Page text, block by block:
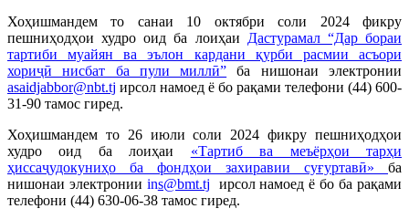
Хоҳишмандем то санаи 10 октябри соли 2024 фикру
пешниҳодҳои худро оид ба лоиҳаи Дастурамал “Дар бораи
тартиби муайян ва эълон кардани қурби расмии асъори
хориҷӣ нисбат ба пули миллӣ” ба нишонаи электронии
asaidjabbor@nbt.tj ирсол намоед ё бо рақами телефони (44) 600-
31-90 тамос гиред.
Хоҳишмандем то 26 июли соли 2024 фикру пешниҳодҳои
худро оид ба лоиҳаи «Тартиб ва меъёрҳои тарҳи
ҳиссаҷудокуниҳо ба фондҳои захиравии суғуртавӣ»
ба
нишонаи электронии ins@bmt.tj ирсол намоед ё бо ба рақами
телефони (44) 630-06-38 тамос гиред.